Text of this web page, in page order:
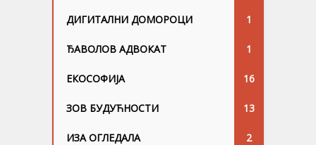
ДИГИТАЛНИ ДОМОРОЦИ 1
ЂАВОЛОВ АДВОКАТ 1
ЕКОСОФИЈА 16
ЗОВ БУДУЋНОСТИ 13
ИЗА ОГЛЕДАЛА 2